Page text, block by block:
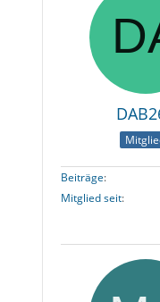
Beiträge
Mitglied seit